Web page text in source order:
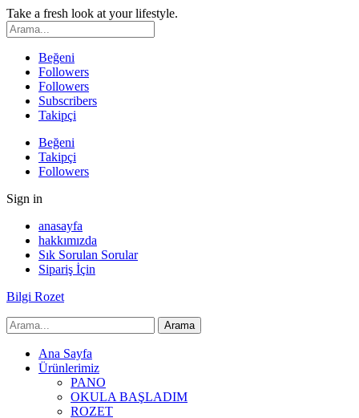
Take a fresh look at your lifestyle.
Beğeni
Followers
Followers
Subscribers
Takipçi
Beğeni
Takipçi
Followers
Sign in
anasayfa
hakkımızda
Sık Sorulan Sorular
Sipariş İçin
Bilgi Rozet
Ana Sayfa
Ürünlerimiz
PANO
OKULA BAŞLADIM
ROZET